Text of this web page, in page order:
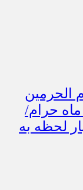
الحرمین
حرام/
لحظه به